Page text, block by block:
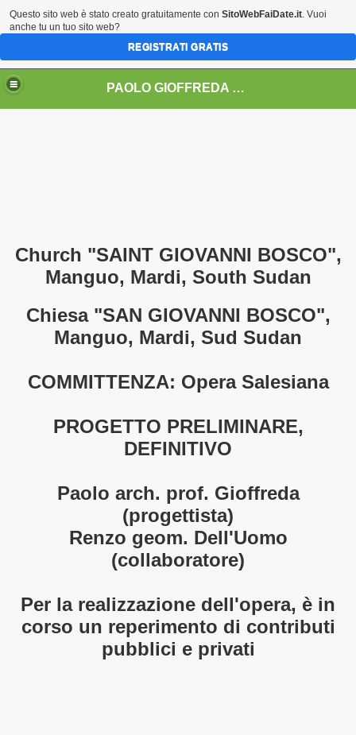
PAOLO GIOFFREDA architetto
Church "SAINT GIOVANNI BOSCO",
Manguo, Mardi, South Sudan
Chiesa "SAN GIOVANNI BOSCO",
Manguo, Mardi, Sud Sudan
COMMITTENZA: Opera Salesiana
PROGETTO PRELIMINARE,
DEFINITIVO
Paolo arch. prof. Gioffreda
(progettista)
Renzo geom. Dell'Uomo
(collaboratore)
Per la realizzazione dell'opera, è in
corso un reperimento di contributi
pubblici e privati
e Risanamenti Conservativi
di perfezionamento
Questo sito web è stato creato gratuitamente con SitoWebFaiDate.it. Vuoi
anche tu un tuo sito web?
REGISTRATI GRATIS